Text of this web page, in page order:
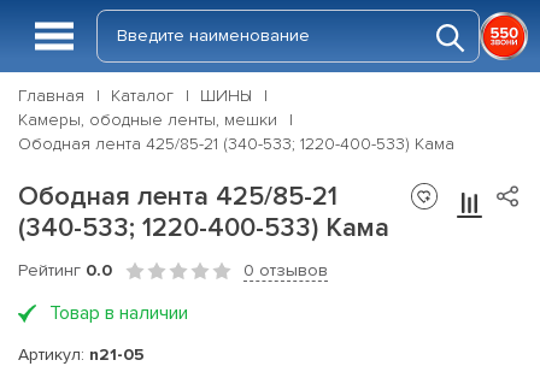
Главная Каталог
ШИНЫ
Камеры, ободные ленты, мешки
Ободная лента 425/85-21 (340-533; 1220-400-533) Кама
Ободная лента 425/85-21
(340-533; 1220-400-533) Кама
Рейтинг 0.0 0 отзывов
Товар в наличии
Артикул: n21-05